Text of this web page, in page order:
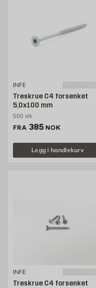
INFE
Treskrue C4 forsenket
5,0x100 mm
500 stk
FRA Pris 385 NOK /stk
385 NOK
Legg i handlekurv
INFE
Treskrue C4 forsenket